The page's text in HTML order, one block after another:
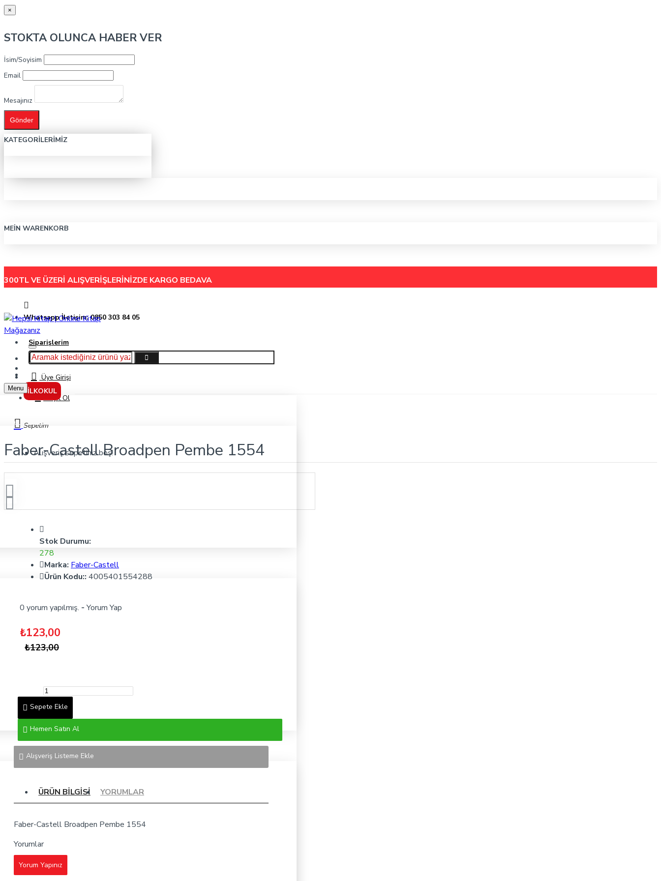
×
STOKTA OLUNCA HABER VER
İsim/Soyisim
Email
Mesajınız
Gönder
KATEGORILERIMIZ
MEIN WARENKORB
300TL VE ÜZERİ ALIŞVERİŞLERİNİZDE KARGO BEDAVA
Whatsapp İletişim: 0850 303 84 05
Siparişlerim
Hakkımızda
İletişimÜye Girişi
Kayıt Ol
Sepetim
Alışveriş sepetiniz boş!
İLKOKUL
Menu
Faber-Castell Broadpen Pembe 1554
Faber-Castell Broadpen Pembe 1554
Stok Durumu:
278
Marka: Faber-Castell
Ürün Kodu:: 4005401554288
0 yorum yapılmış. - Yorum Yap
₺123,00
₺123,00
Sepete Ekle
Hemen Satın Al
Alışveriş Listeme Ekle
ÜRÜN BILGISI YORUMLAR
Faber-Castell Broadpen Pembe 1554
Yorumlar
Yorum Yapınız